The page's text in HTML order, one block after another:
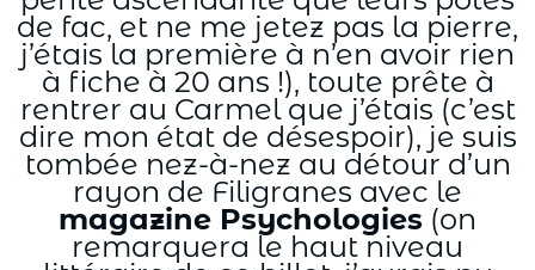
de fac, et ne me jetez pas la pierre,
j’étais la première à n’en avoir rien
à fiche à 20 ans !), toute prête à
rentrer au Carmel que j’étais (c’est
dire mon état de désespoir), je suis
tombée nez-à-nez au détour d’un
rayon de Filigranes avec le
magazine Psychologies (on
remarquera le haut niveau